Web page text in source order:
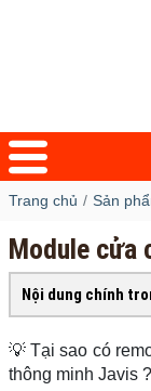
Trang chủ Sản
Module cửa
Nội dung chính
💡 Tại sao có
thông minh Javis ?